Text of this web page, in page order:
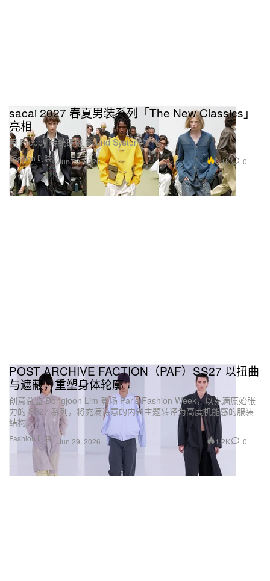
Fashion 时装
sacai 2027 春夏男装系列「The New Classics」
亮相
用 Preppy 传统硬撼 Sound System 文化。
Jun 30, 2026 3.1K 0
Fashion 时装
POST ARCHIVE FACTION（PAF）SS27 以扭曲
与遮蔽，重塑身体轮廓
创意总监 Dongjoon Lim 登场 Paris Fashion Week，以充满原始张
力的 SS27 系列，将充满诗意的内省主题转译为高度机能感的服装
结构。
Jun 29, 2026 1.2K 0